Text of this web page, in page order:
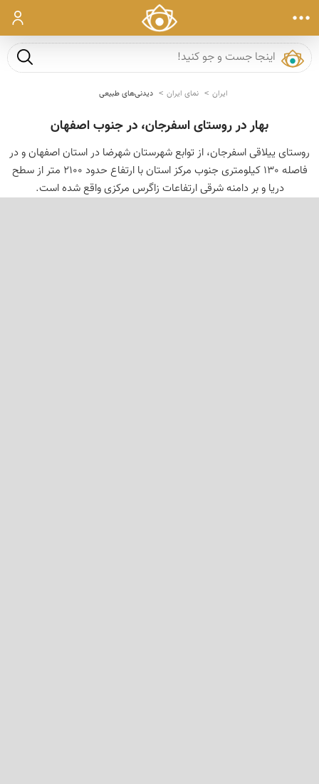
ورود
جست و
ایران نمای ایران دیدنی‌های طبیعی
بهار در روستای اسفرجان، در جنوب اصفهان
روستای ییلاقی اسفرجان، از توابع شهرستان شهرضا در استان اصفهان و در
فاصله 130 کیلومتری جنوب مرکز استان با ارتفاع حدود 2100 متر از سطح
دریا و بر دامنه شرقی ارتفاعات زاگرس مرکزی واقع شده است.